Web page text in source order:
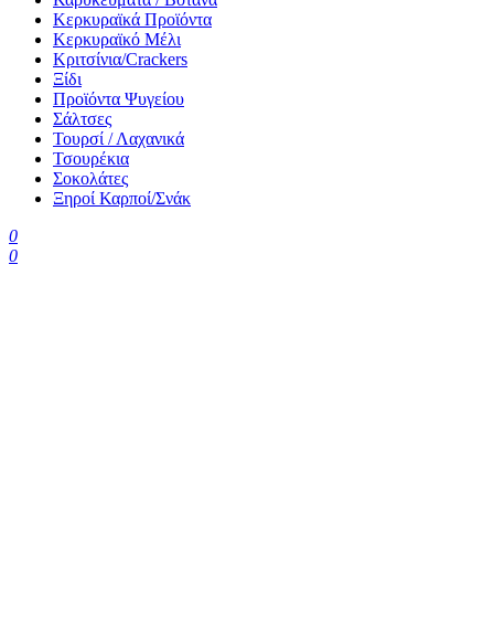
Κερκυραϊκά Προϊόντα
Κερκυραϊκό Μέλι
Κριτσίνια/Crackers
Ξίδι
Προϊόντα Ψυγείου
Σάλτσες
Τουρσί / Λαχανικά
Τσουρέκια
Σοκολάτες
Ξηροί Καρποί/Σνάκ
0
0